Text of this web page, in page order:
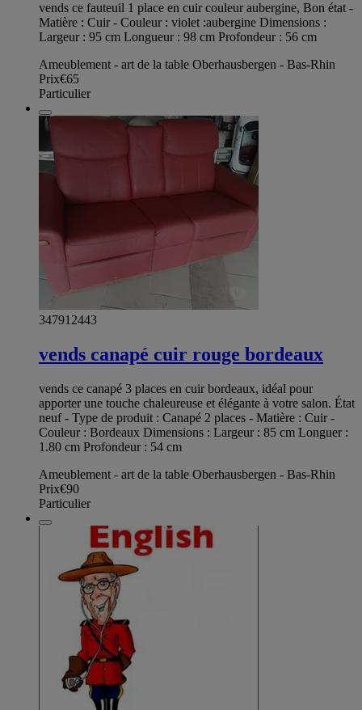
vends ce fauteuil 1 place en cuir couleur aubergine, Bon état -
Matière : Cuir - Couleur : violet :aubergine Dimensions :
Largeur : 95 cm Longueur : 98 cm Profondeur : 56 cm
Ameublement - art de la table Oberhausbergen - Bas-Rhin
Prix€65
Particulier
347912443
vends canapé cuir rouge bordeaux
vends ce canapé 3 places en cuir bordeaux, idéal pour
apporter une touche chaleureuse et élégante à votre salon. État
neuf - Type de produit : Canapé 2 places - Matière : Cuir -
Couleur : Bordeaux Dimensions : Largeur : 85 cm Longuer :
1.80 cm Profondeur : 54 cm
Ameublement - art de la table Oberhausbergen - Bas-Rhin
Prix€90
Particulier